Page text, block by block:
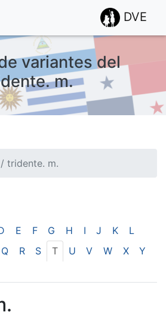
DVE
variantes del
m.
/ tridente. m.
E F G H I J K
L
Q R S T U V W X
Y